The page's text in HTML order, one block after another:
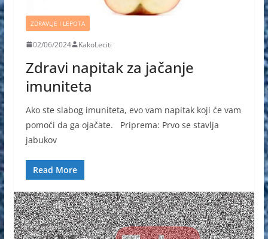
ZDRAVLJE I LEPOTA
02/06/2024 KakoLeciti
Zdravi napitak za jačanje
imuniteta
Ako ste slabog imuniteta, evo vam napitak koji će vam
pomoći da ga ojačate. Priprema: Prvo se stavlja
jabukov
Read More